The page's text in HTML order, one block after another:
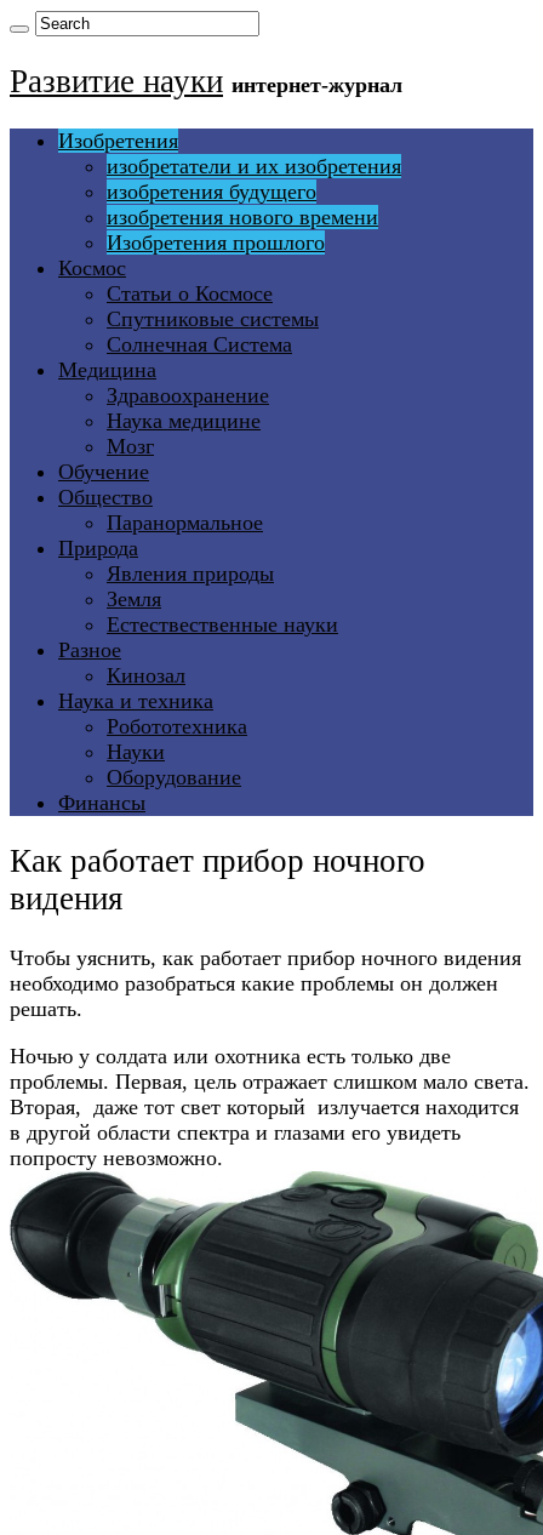
Развитие науки интернет-журнал
Изобретения
изобретатели и их изобретения
изобретения будущего
изобретения нового времени
Изобретения прошлого
Космос
Статьи о Космосе
Спутниковые системы
Солнечная Система
Медицина
Здравоохранение
Наука медицине
Мозг
Обучение
Общество
Паранормальное
Природа
Явления природы
Земля
Естествественные науки
Разное
Кинозал
Наука и техника
Робототехника
Науки
Оборудование
Финансы
Как работает прибор ночного
видения
Чтобы уяснить, как работает прибор ночного видения
необходимо разобраться какие проблемы он должен
решать.
Ночью у солдата или охотника есть только две
проблемы. Первая, цель отражает слишком мало света.
Вторая, даже тот свет который излучается находится
в другой области спектра и глазами его увидеть
попросту невозможно.